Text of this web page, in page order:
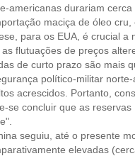
americanas durariam
maciça de óleo
para os EUA, é crucial a
flutuações de preços
de curto prazo são mais
político-militar
acrescidos. Portanto,
se concluir que as
seguiu, até o presente
elevadas